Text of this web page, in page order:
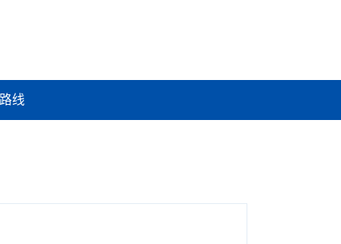
线